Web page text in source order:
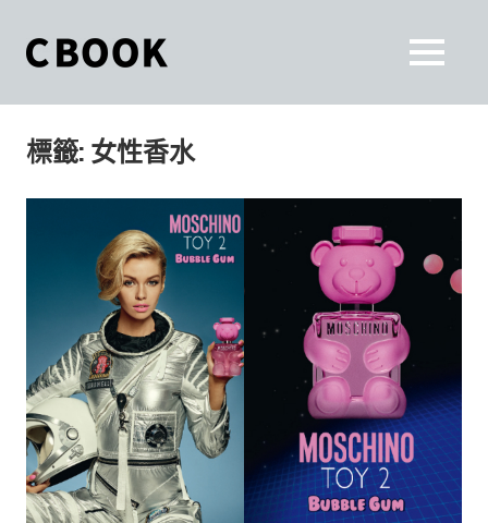
content
和
你
一
起
活
出
自
己
的
World.」
是
生
活
的
雜
誌。
最
MENU
標籤: 女性香水